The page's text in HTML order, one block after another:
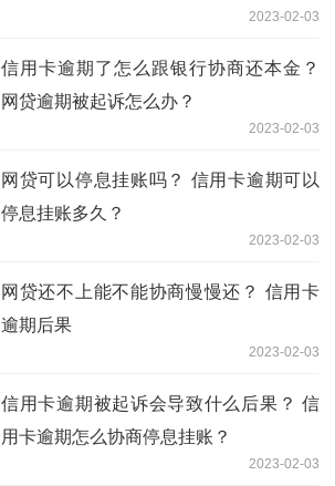
2023-02-03
信用卡逾期了怎么跟银行协商还本金？
网贷逾期被起诉怎么办？
2023-02-03
网贷可以停息挂账吗？ 信用卡逾期可以
停息挂账多久？
2023-02-03
网贷还不上能不能协商慢慢还？ 信用卡
逾期后果
2023-02-03
信用卡逾期被起诉会导致什么后果？ 信
用卡逾期怎么协商停息挂账？
2023-02-03